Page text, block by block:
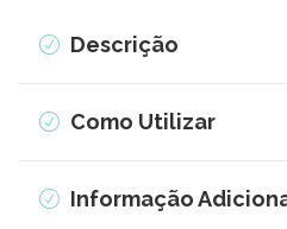
Descrição
Como Utilizar
Informação